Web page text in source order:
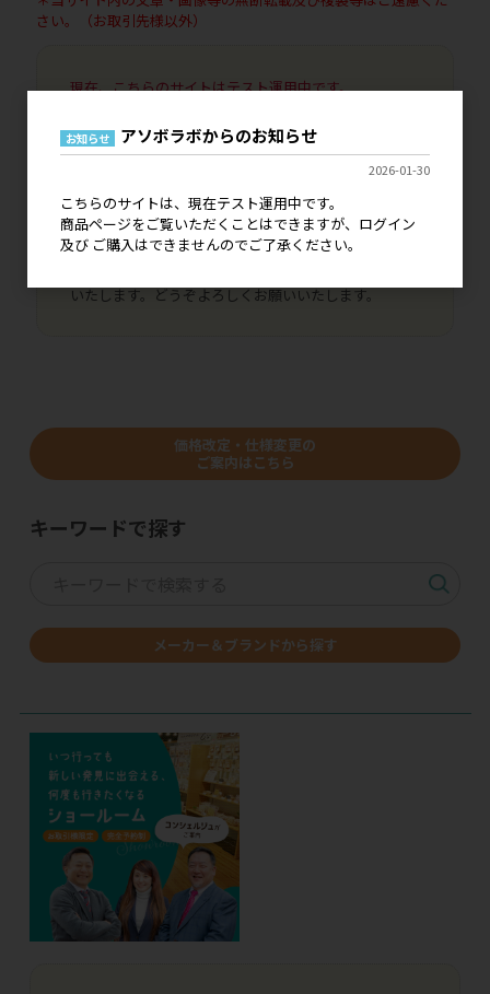
さい。（お取引先様以外）
現在、こちらのサイトはテスト運用中です。
い。
既に弊社とお取引いただいているお客様につきまして
は、ご登録いただいております情報で引き継ぎがされ
代引き決済、銀行振込決済はご利用いただけませんの
で、NP掛け払いへの変更手続きをお申し込みいただけ
ましたら幸いです。
いたします。どうぞよろしくお願いいたします。
価格改定・仕様変更の
ご案内はこちら
キーワードで探す
メーカー＆ブランドから探す
お知らせ アソボラボからのお知らせ
2026-01-30
こちらのサイトは、現在テスト運用中です。
商品ページをご覧いただくことはできますが、ログイン
及び ご購入はできませんのでご了承ください。